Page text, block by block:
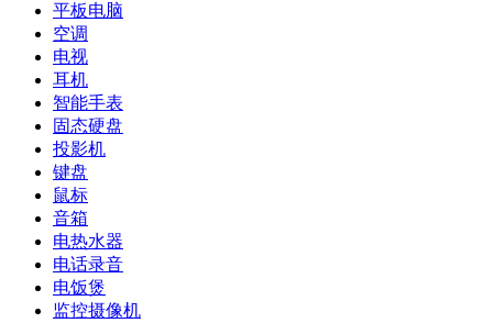
平板电脑
空调
电视
耳机
智能手表
固态硬盘
投影机
键盘
鼠标
音箱
电热水器
电话录音
电饭煲
监控摄像机